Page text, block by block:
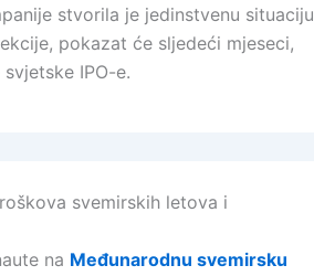
stvorila je jedinstvenu situaciju
pokazat će sljedeći mjeseci,
IPO-e.
svemirskih letova i
na Međunarodnu svemirsku